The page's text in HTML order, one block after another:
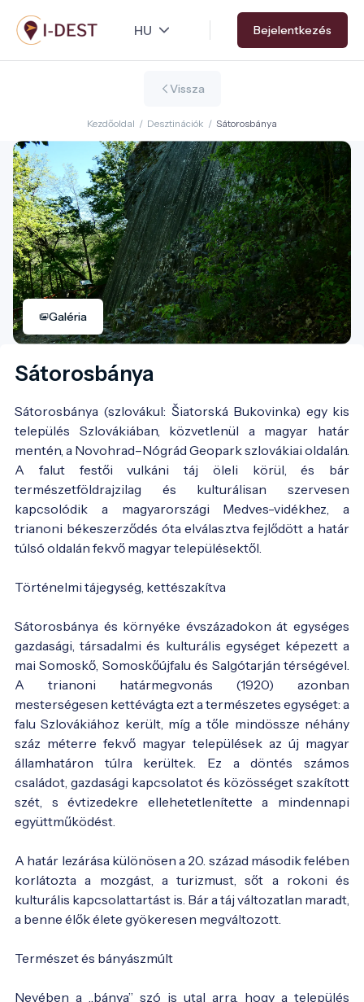
Ugrás
a
tartalomra
Bejelentkezés
Vissza
Kezdőoldal / Desztinációk / Sátorosbánya
Galéria
Sátorosbánya
Sátorosbánya (szlovákul: Šiatorská Bukovinka) egy kis
település Szlovákiában, közvetlenül a magyar határ
mentén, a Novohrad–Nógrád Geopark szlovákiai oldalán.
A falut festői vulkáni táj öleli körül, és bár
természetföldrajzilag és kulturálisan szervesen
kapcsolódik a magyarországi Medves-vidékhez, a
trianoni békeszerződés óta elválasztva fejlődött a határ
túlsó oldalán fekvő magyar településektől.
Történelmi tájegység, kettészakítva
Sátorosbánya és környéke évszázadokon át egységes
gazdasági, társadalmi és kulturális egységet képezett a
mai Somoskő, Somoskőújfalu és Salgótarján térségével.
A trianoni határmegvonás (1920) azonban
mesterségesen kettévágta ezt a természetes egységet: a
falu Szlovákiához került, míg a tőle mindössze néhány
száz méterre fekvő magyar települések az új magyar
államhatáron túlra kerültek. Ez a döntés számos
családot, gazdasági kapcsolatot és közösséget szakított
szét, s évtizedekre ellehetetlenítette a mindennapi
együttműködést.
A határ lezárása különösen a 20. század második felében
korlátozta a mozgást, a turizmust, sőt a rokoni és
kulturális kapcsolattartást is. Bár a táj változatlan maradt,
a benne élők élete gyökeresen megváltozott.
Természet és bányászmúlt
Nevében a „bánya” szó is utal arra, hogy a település